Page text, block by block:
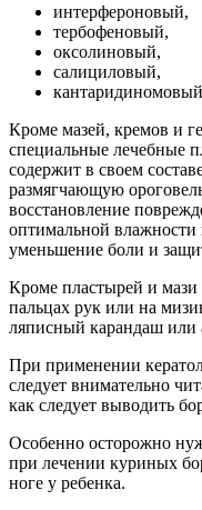
интерфероновый,
тербофеновый,
оксолиновый,
салициловый,
Кроме мазей, кремов и
специальные лечебные
содержит в своем
размягчающую
восстановление
оптимальной влажности
уменьшение боли и
Кроме пластырей и мази
пальцах рук или на
ляписный карандаш или
При применении
следует внимательно
как следует выводить
Особенно осторожно
при лечении куриных
ноге у ребенка.